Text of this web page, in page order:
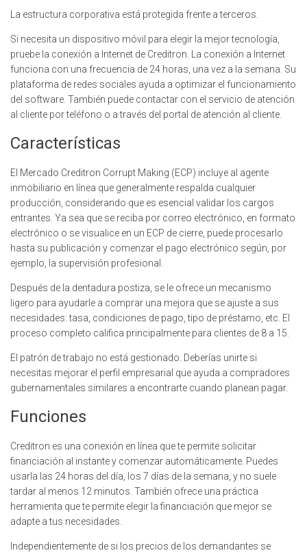
La estructura corporativa está protegida frente a terceros.
Si necesita un dispositivo móvil para elegir la mejor tecnología,
pruebe la conexión a Internet de Creditron. La conexión a Internet
funciona con una frecuencia de 24 horas, una vez a la semana. Su
plataforma de redes sociales ayuda a optimizar el funcionamiento
del software. También puede contactar con el servicio de atención
al cliente por teléfono o a través del portal de atención al cliente.
Características
El Mercado Creditron Corrupt Making (ECP) incluye al agente
inmobiliario en línea que generalmente respalda cualquier
producción, considerando que es esencial validar los cargos
entrantes. Ya sea que se reciba por correo electrónico, en formato
electrónico o se visualice en un ECP de cierre, puede procesarlo
hasta su publicación y comenzar el pago electrónico según, por
ejemplo, la supervisión profesional.
Después de la dentadura postiza, se le ofrece un mecanismo
ligero para ayudarle a comprar una mejora que se ajuste a sus
necesidades: tasa, condiciones de pago, tipo de préstamo, etc. El
proceso completo califica principalmente para clientes de 8 a 15.
El patrón de trabajo no está gestionado. Deberías unirte si
necesitas mejorar el perfil empresarial que ayuda a compradores
gubernamentales similares a encontrarte cuando planean pagar.
Funciones
Creditron es una conexión en línea que te permite solicitar
financiación al instante y comenzar automáticamente. Puedes
usarla las 24 horas del día, los 7 días de la semana, y no suele
tardar al menos 12 minutos. También ofrece una práctica
herramienta que te permite elegir la financiación que mejor se
adapte a tus necesidades.
Independientemente de si los precios de los demandantes se